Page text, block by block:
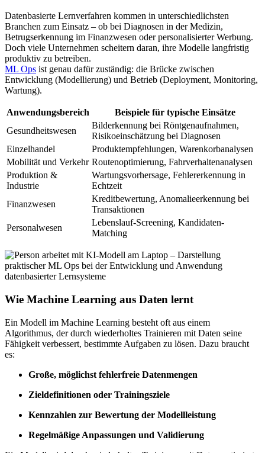
Datenbasierte Lernverfahren kommen in unterschiedlichsten
Branchen zum Einsatz – ob bei Diagnosen in der Medizin,
Betrugserkennung im Finanzwesen oder personalisierter Werbung.
Doch viele Unternehmen scheitern daran, ihre Modelle langfristig
produktiv zu betreiben.
ML Ops ist genau dafür zuständig: die Brücke zwischen
Entwicklung (Modellierung) und Betrieb (Deployment, Monitoring,
Wartung).
Anwendungsbereich
Beispiele für typische Einsätze
Gesundheitswesen
Bilderkennung bei Röntgenaufnahmen,
Risikoeinschätzung bei Diagnosen
Einzelhandel
Produktempfehlungen, Warenkorbanalysen
Mobilität und Verkehr Routenoptimierung, Fahrverhaltenanalysen
Produktion &
Industrie
Wartungsvorhersage, Fehlererkennung in
Echtzeit
Finanzwesen
Kreditbewertung, Anomalieerkennung bei
Transaktionen
Personalwesen
Lebenslauf-Screening, Kandidaten-
Matching
Wie Machine Learning aus Daten lernt
Ein Modell im Machine Learning besteht oft aus einem
Algorithmus, der durch wiederholtes Trainieren mit Daten seine
Fähigkeit verbessert, bestimmte Aufgaben zu lösen. Dazu braucht
es:
Große, möglichst fehlerfreie Datenmengen
Zieldefinitionen oder Trainingsziele
Kennzahlen zur Bewertung der Modellleistung
Regelmäßige Anpassungen und Validierung